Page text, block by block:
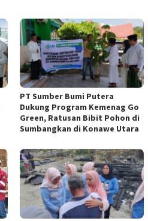
PT Sumber Bumi Putera
Dukung Program Kemenag Go
Green, Ratusan Bibit Pohon di
Sumbangkan di Konawe Utara